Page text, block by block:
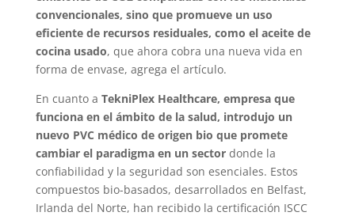
convencionales, sino que promueve un uso
eficiente de recursos residuales, como el aceite de
cocina usado, que ahora cobra una nueva vida en
forma de envase, agrega el artículo.
En cuanto a TekniPlex Healthcare, empresa que
funciona en el ámbito de la salud, introdujo un
nuevo PVC médico de origen bio que promete
cambiar el paradigma en un sectordonde la
confiabilidad y la seguridad son esenciales. Estos
compuestos bio-basados, desarrollados en Belfast,
Irlanda del Norte, han recibido la certificación ISCC